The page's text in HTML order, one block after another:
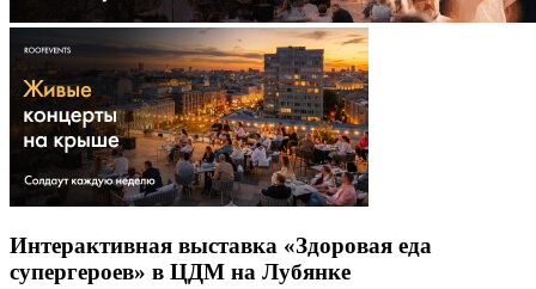
Интерактивная выставка «Здоровая еда
супергероев» в ЦДМ на Лубянке